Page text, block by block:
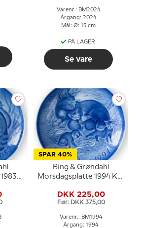
Varenr.: BM2024
Årgang: 2024
Mål: Ø: 15 cm
PÅ LAGER
Se vare
SPAR 40%
Bing & Grøndahl
Morsdagsplatte 1994 Kat
DKK 225,00
Før: DKK 375,00
Varenr.: BM1994
Årgang: 1994